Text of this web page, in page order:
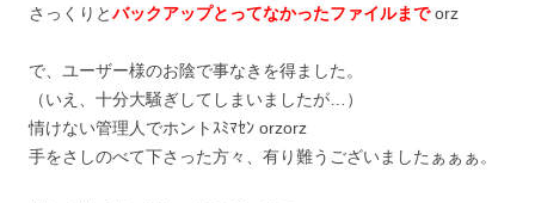
さっくりとバックアップとってなかったファイルまでorz
で、ユーザー様のお陰で事なきを得ました。
（いえ、十分大騒ぎしてしまいましたが…）
情けない管理人でホントｽﾐﾏｾﾝ orzorz
手をさしのべて下さった方々、有り難うございましたぁぁぁ。